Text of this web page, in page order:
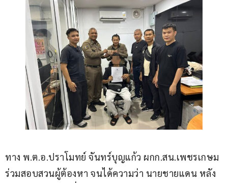
ทาง พ.ต.อ.ปราโมทย์ จันทร์บุญแก้ว ผกก.สน.เพชรเกษม
ร่วมสอบสวนผู้ต้องหา จนได้ความว่า นายชายแดน หลัง